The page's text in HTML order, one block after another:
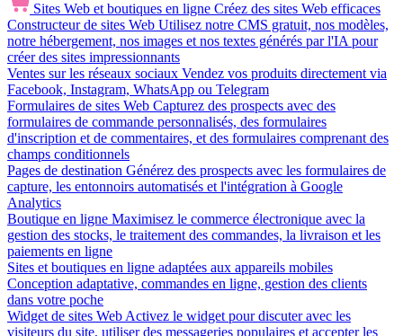
Sites Web et boutiques en ligne Créez des sites Web efficaces
Constructeur de sites Web Utilisez notre CMS gratuit, nos modèles,
notre hébergement, nos images et nos textes générés par l'IA pour
créer des sites impressionnants
Ventes sur les réseaux sociaux Vendez vos produits directement via
Facebook, Instagram, WhatsApp ou Telegram
Formulaires de sites Web Capturez des prospects avec des
formulaires de commande personnalisés, des formulaires
d'inscription et de commentaires, et des formulaires comprenant des
champs conditionnels
Pages de destination Générez des prospects avec les formulaires de
capture, les entonnoirs automatisés et l'intégration à Google
Analytics
Boutique en ligne Maximisez le commerce électronique avec la
gestion des stocks, le traitement des commandes, la livraison et les
paiements en ligne
Sites et boutiques en ligne adaptées aux appareils mobiles
Conception adaptative, commandes en ligne, gestion des clients
dans votre poche
Widget de sites Web Activez le widget pour discuter avec les
visiteurs du site, utiliser des messageries populaires et accepter les